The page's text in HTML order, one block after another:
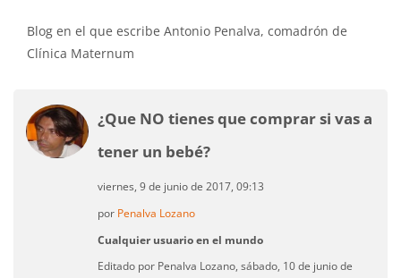
Blog en el que escribe Antonio Penalva, comadrón de
Clínica Maternum
¿Que NO tienes que comprar si vas a
tener un bebé?
viernes, 9 de junio de 2017, 09:13
por Penalva Lozano
Cualquier usuario en el mundo
Editado por Penalva Lozano, sábado, 10 de junio de